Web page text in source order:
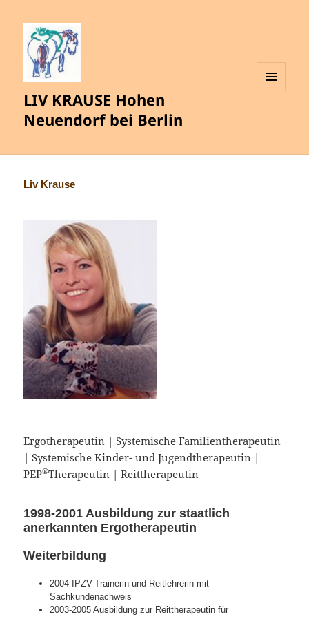
LIV KRAUSE Hohen
Neuendorf bei Berlin
Liv Krause
Ergotherapeutin | Systemische Familientherapeutin
| Systemische Kinder- und Jugendtherapeutin |
PEP®Therapeutin | Reittherapeutin
1998-2001 Ausbildung zur staatlich
anerkannten Ergotherapeutin
Weiterbildung
2004 IPZV-Trainerin und Reitlehrerin mit
Sachkundenachweis
2003-2005 Ausbildung zur Reittherapeutin für